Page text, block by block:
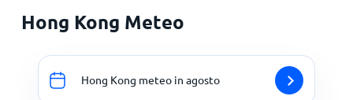
Hong Kong Meteo
Hong Kong meteo in agosto